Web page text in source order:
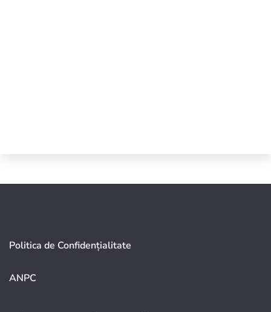
Politica de Confidențialitate
ANPC